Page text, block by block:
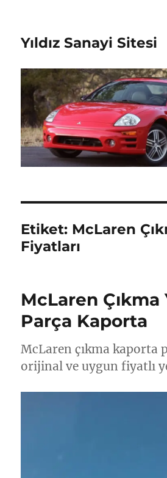
Yıldız Sanayi Sitesi
Etiket: McLaren
Fiyatları
McLaren Çıkma
Parça Kaporta
McLaren çıkma kaporta
orijinal ve uygun fiyatlı